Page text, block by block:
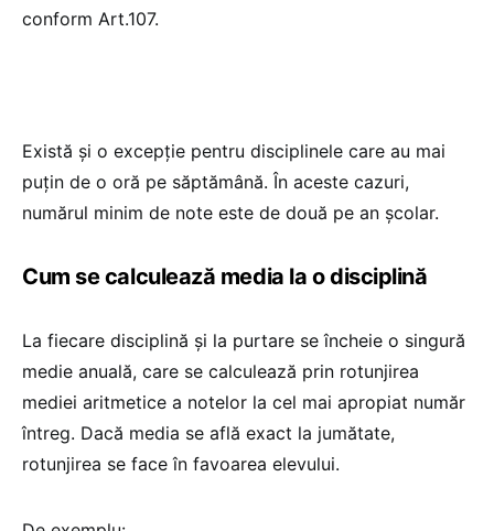
conform Art.107.
Există și o excepție pentru disciplinele care au mai
puțin de o oră pe săptămână. În aceste cazuri,
numărul minim de note este de două pe an școlar.
Cum se calculează media la o disciplină
La fiecare disciplină și la purtare se încheie o singură
medie anuală, care se calculează prin rotunjirea
mediei aritmetice a notelor la cel mai apropiat număr
întreg. Dacă media se află exact la jumătate,
rotunjirea se face în favoarea elevului.